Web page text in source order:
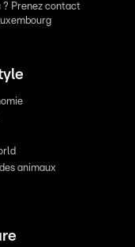
? Prenez contact
des animaux